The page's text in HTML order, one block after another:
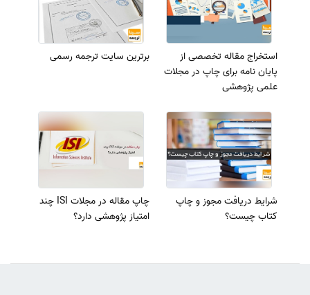
استخراج مقاله تخصصی از
پایان نامه برای چاپ در مجلات
علمی پژوهشی
برترین سایت ترجمه رسمی
شرایط دریافت مجوز و چاپ
کتاب چیست؟
چاپ مقاله در مجلات ISI چند
امتیاز پژوهشی دارد؟